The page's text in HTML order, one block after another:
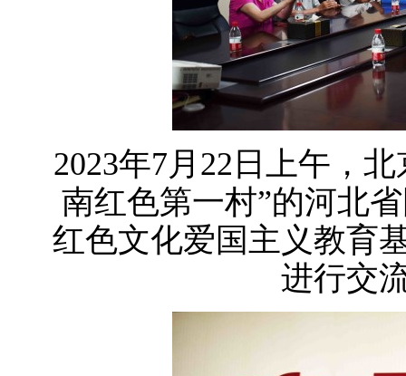
2023年7月22日上午，
南红色第一村”的河北
红色文化爱国主义教育
进行交